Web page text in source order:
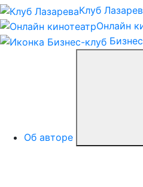
Клуб
Онлайн
Об авторе